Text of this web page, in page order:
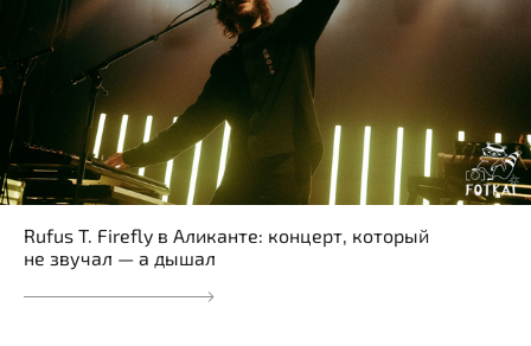
Rufus T. Firefly в Аликанте: концерт, который
не звучал — а дышал